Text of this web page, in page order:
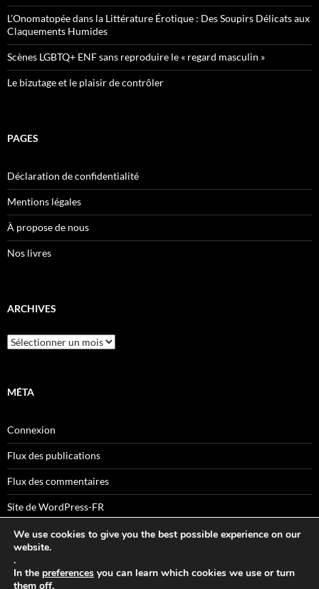
L’Onomatopée dans la Littérature Érotique : Des Soupirs Délicats aux
Claquements Humides
Scènes LGBTQ+ ENF sans reproduire le « regard masculin »
Le bizutage et le plaisir de contrôler
PAGES
Déclaration de confidentialité
Mentions légales
À propose de nous
Nos livres
ARCHIVES
Archives
MÉTA
Connexion
Flux des publications
Flux des commentaires
Site de WordPress-FR
Sitemaps
We use cookies to give you the best possible experience on our
website.
.
In the preferences you can learn which cookies we use or turn
them off.